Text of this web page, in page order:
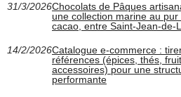
31/3/2026Chocolats de Pâques
une collection marine au
cacao, entre
14/2/2026Catalogue e‑commerce :
références (épices, thés,
accessoires) pour une
performante